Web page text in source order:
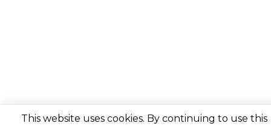
This website uses cookies. By continuing to use this